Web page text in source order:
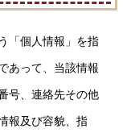
「個人情報」を指
あって、当該情報
号、連絡先その他
報及び容貌、指